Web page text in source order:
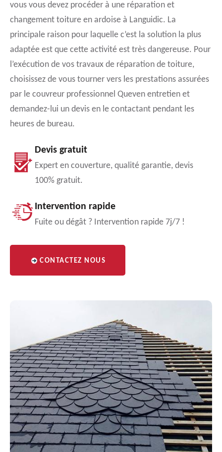
vous vous devez procéder à une réparation et
changement toiture en ardoise à Languidic. La
principale raison pour laquelle c’est la solution la plus
adaptée est que cette activité est très dangereuse. Pour
l’exécution de vos travaux de réparation de toiture,
choisissez de vous tourner vers les prestations assurées
par le couvreur professionnel Queven entretien et
demandez-lui un devis en le contactant pendant les
heures de bureau.
Devis gratuit
Expert en couverture, qualité garantie, devis
100% gratuit.
Intervention rapide
Fuite ou dégât ? Intervention rapide 7j/7 !
CONTACTEZ NOUS